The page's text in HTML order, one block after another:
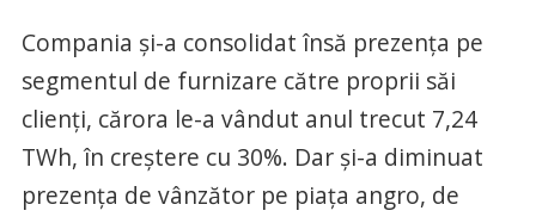
Compania și-a consolidat însă prezența pe
segmentul de furnizare către proprii săi
clienți, cărora le-a vândut anul trecut 7,24
TWh, în creștere cu 30%. Dar și-a diminuat
prezența de vânzător pe piața angro, de